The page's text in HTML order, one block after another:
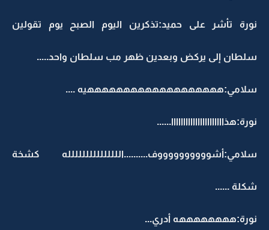
نورة تأشر على حميد:تذكرين اليوم الصبح يوم تقولين
سلطان إلى يركض وبعدين ظهر مب سلطان واحد.....
سلامي:هههههههههههههههههههيه ....
نورة:هذاااااااااااااااااااااا......
سلامي:أشووووووووووف..........اللللللللللللللله كشخة
شكلة ......
نورة:ههههههههه أدري...